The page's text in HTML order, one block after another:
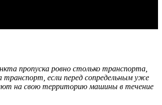
пропуска ровно столько транспорта,
транспорт, если перед сопредельным уже
на свою территорию машины в течение